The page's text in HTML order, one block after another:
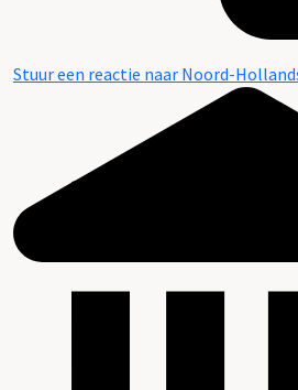
Stuur een reactie naar Noord-